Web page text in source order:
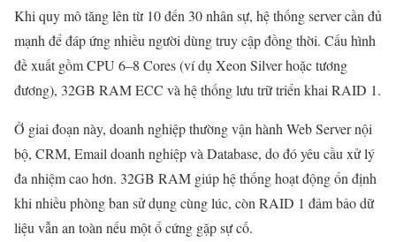
Khi quy mô tăng lên từ 10 đến 30 nhân sự, hệ thống server cần đủ
mạnh để đáp ứng nhiều người dùng truy cập đồng thời. Cấu hình
đề xuất gồm CPU 6–8 Cores (ví dụ Xeon Silver hoặc tương
đương), 32GB RAM ECC và hệ thống lưu trữ triển khai RAID 1.
Ở giai đoạn này, doanh nghiệp thường vận hành Web Server nội
bộ, CRM, Email doanh nghiệp và Database, do đó yêu cầu xử lý
đa nhiệm cao hơn. 32GB RAM giúp hệ thống hoạt động ổn định
khi nhiều phòng ban sử dụng cùng lúc, còn RAID 1 đảm bảo dữ
liệu vẫn an toàn nếu một ổ cứng gặp sự cố.